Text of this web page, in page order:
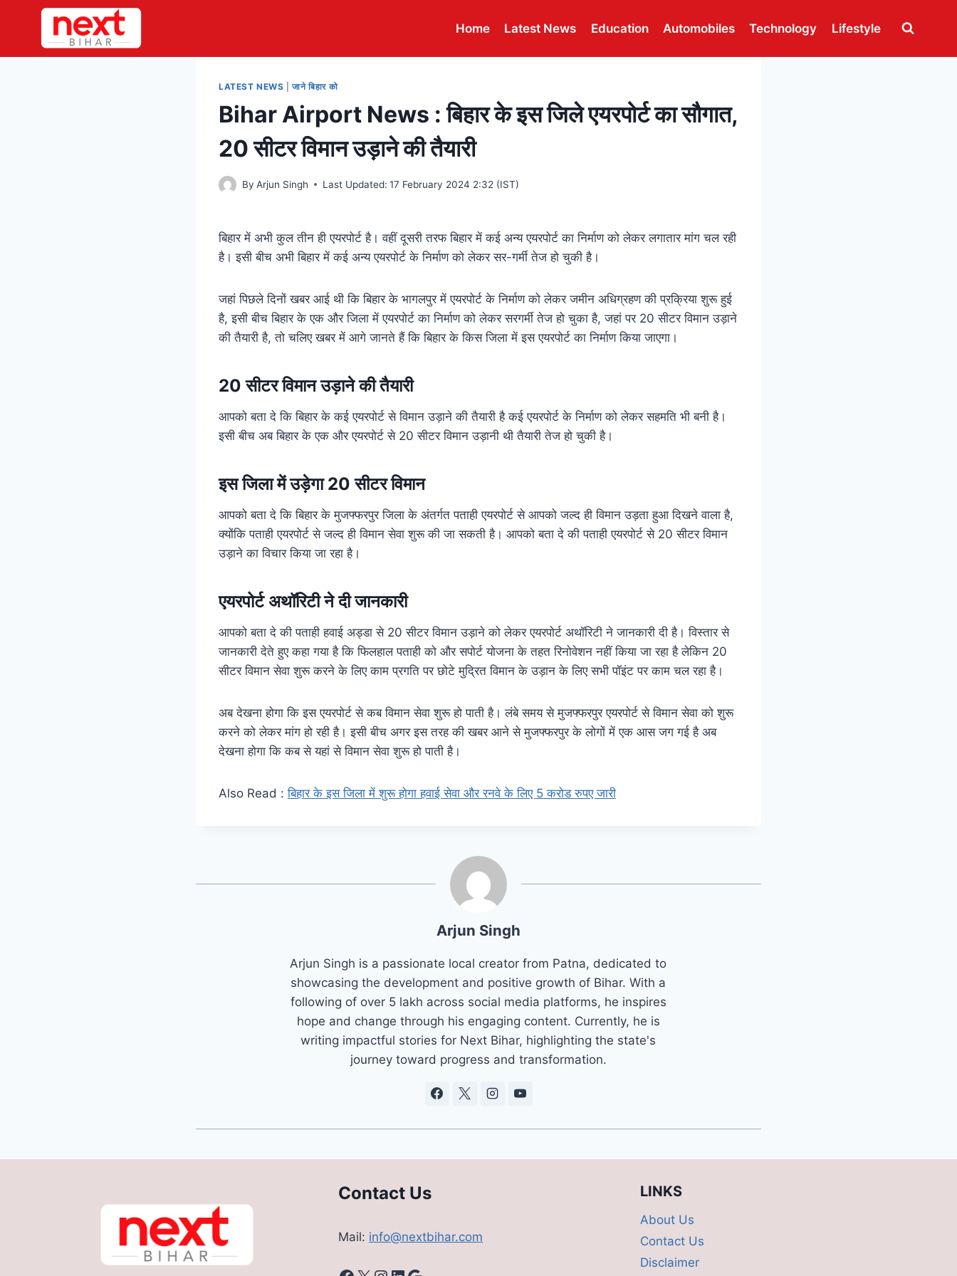
content
Home Latest News Education Automobiles Technology Lifestyle
LATEST NEWS |जाने बिहार को
Bihar Airport News : बिहार के इस जिले एयरपोर्ट का सौगात,
20 सीटर विमान उड़ाने की तैयारी
By Arjun Singh Last Updated: 17 February 2024 2:32 (IST)
बिहार में अभी कुल तीन ही एयरपोर्ट है। वहीं दूसरी तरफ बिहार में कई अन्य एयरपोर्ट का निर्माण को लेकर लगातार मांग चल रही
है। इसी बीच अभी बिहार में कई अन्य एयरपोर्ट के निर्माण को लेकर सर-गर्मी तेज हो चुकी है।
जहां पिछले दिनों खबर आई थी कि बिहार के भागलपुर में एयरपोर्ट के निर्माण को लेकर जमीन अधिग्रहण की प्रक्रिया शुरू हुई
है, इसी बीच बिहार के एक और जिला में एयरपोर्ट का निर्माण को लेकर सरगर्मी तेज हो चुका है, जहां पर 20 सीटर विमान उड़ाने
की तैयारी है, तो चलिए खबर में आगे जानते हैं कि बिहार के किस जिला में इस एयरपोर्ट का निर्माण किया जाएगा।
20 सीटर विमान उड़ाने की तैयारी
आपको बता दे कि बिहार के कई एयरपोर्ट से विमान उड़ाने की तैयारी है कई एयरपोर्ट के निर्माण को लेकर सहमति भी बनी है।
इसी बीच अब बिहार के एक और एयरपोर्ट से 20 सीटर विमान उड़ानी थी तैयारी तेज हो चुकी है।
इस जिला में उड़ेगा 20 सीटर विमान
आपको बता दे कि बिहार के मुजफ्फरपुर जिला के अंतर्गत पताही एयरपोर्ट से आपको जल्द ही विमान उड़ता हुआ दिखने वाला है,
क्योंकि पताही एयरपोर्ट से जल्द ही विमान सेवा शुरू की जा सकती है। आपको बता दे की पताही एयरपोर्ट से 20 सीटर विमान
उड़ाने का विचार किया जा रहा है।
एयरपोर्ट अथॉरिटी ने दी जानकारी
आपको बता दे की पताही हवाई अड्डा से 20 सीटर विमान उड़ाने को लेकर एयरपोर्ट अथॉरिटी ने जानकारी दी है। विस्तार से
जानकारी देते हुए कहा गया है कि फिलहाल पताही को और सपोर्ट योजना के तहत रिनोवेशन नहीं किया जा रहा है लेकिन 20
सीटर विमान सेवा शुरू करने के लिए काम प्रगति पर छोटे मुद्रित विमान के उड़ान के लिए सभी पॉइंट पर काम चल रहा है।
अब देखना होगा कि इस एयरपोर्ट से कब विमान सेवा शुरू हो पाती है। लंबे समय से मुजफ्फरपुर एयरपोर्ट से विमान सेवा को शुरू
करने को लेकर मांग हो रही है। इसी बीच अगर इस तरह की खबर आने से मुजफ्फरपुर के लोगों में एक आस जग गई है अब
देखना होगा कि कब से यहां से विमान सेवा शुरू हो पाती है।
Also Read :बिहार के इस जिला में शुरू होगा हवाई सेवा और रनवे के लिए 5 करोड रुपए जारी
Arjun Singh
Arjun Singh is a passionate local creator from Patna, dedicated to
showcasing the development and positive growth of Bihar. With a
following of over 5 lakh across social media platforms, he inspires
hope and change through his engaging content. Currently, he is
writing impactful stories for Next Bihar, highlighting the state's
journey toward progress and transformation.
Contact Us
Mail: info@nextbihar.com
LINKS
About Us
Contact Us
Disclaimer